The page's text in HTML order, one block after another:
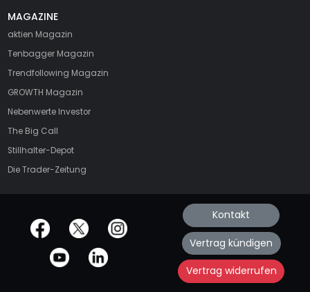
MAGAZINE
aktien Magazin
Tenbagger Magazin
Trendfollowing Magazin
GROWTH Magazin
Nebenwerte Investor
The Big Call
Stillhalter-Depot
Die Trader-Zeitung
offizielle Social Media-Accounts Kontakt
Vertrag kündigen
Vertrag widerrufen